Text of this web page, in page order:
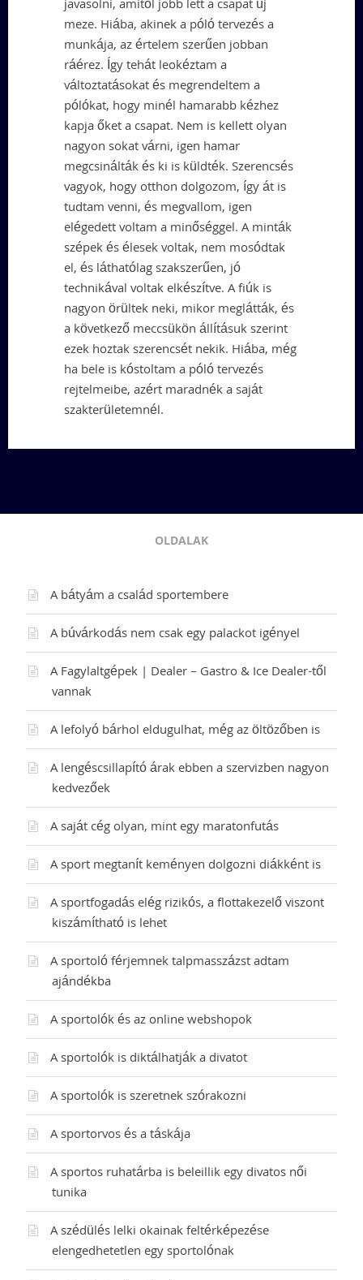
javasolni, amitől jobb lett a csapat új
meze. Hiába, akinek a póló tervezés a
munkája, az értelem szerűen jobban
ráérez. Így tehát leokéztam a
változtatásokat és megrendeltem a
pólókat, hogy minél hamarabb kézhez
kapja őket a csapat. Nem is kellett olyan
nagyon sokat várni, igen hamar
megcsinálták és ki is küldték. Szerencsés
vagyok, hogy otthon dolgozom, így át is
tudtam venni, és megvallom, igen
elégedett voltam a minőséggel. A minták
szépek és élesek voltak, nem mosódtak
el, és láthatólag szakszerűen, jó
technikával voltak elkészítve. A fiúk is
nagyon örültek neki, mikor meglátták, és
a következő meccsükön állításuk szerint
ezek hoztak szerencsét nekik. Hiába, még
ha bele is kóstoltam a póló tervezés
rejtelmeibe, azért maradnék a saját
szakterületemnél.
OLDALAK
A bátyám a család sportembere
A búvárkodás nem csak egy palackot igényel
A Fagylaltgépek | Dealer – Gastro & Ice Dealer-től
vannak
A lefolyó bárhol eldugulhat, még az öltözőben is
A lengéscsillapító árak ebben a szervizben nagyon
kedvezőek
A saját cég olyan, mint egy maratonfutás
A sport megtanít keményen dolgozni diákként is
A sportfogadás elég rizikós, a flottakezelő viszont
kiszámítható is lehet
A sportoló férjemnek talpmasszázst adtam
ajándékba
A sportolók és az online webshopok
A sportolók is diktálhatják a divatot
A sportolók is szeretnek szórakozni
A sportorvos és a táskája
A sportos ruhatárba is beleillik egy divatos női
tunika
A szédülés lelki okainak feltérképezése
elengedhetetlen egy sportolónak